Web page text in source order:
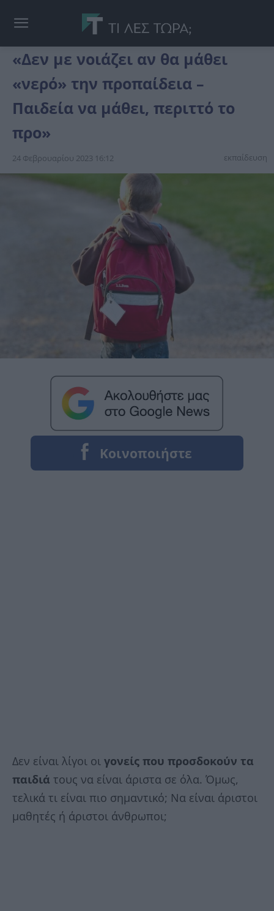
«Δεν με νοιάζει αν θα μάθει
«νερό» την προπαίδεια –
Παιδεία να μάθει, περιττό το
προ»
24 Φεβρουαρίου 2023 16:12 εκπαίδευση
Δεν είναι λίγοι οι γονείς που προσδοκούν τα
παιδιά τους να είναι άριστα σε όλα. Όμως,
τελικά τι είναι πιο σημαντικό; Να είναι άριστοι
μαθητές ή άριστοι άνθρωποι;